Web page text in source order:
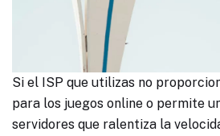
Si el ISP que utilizas no
para los juegos online o permite
servidores que ralentiza la